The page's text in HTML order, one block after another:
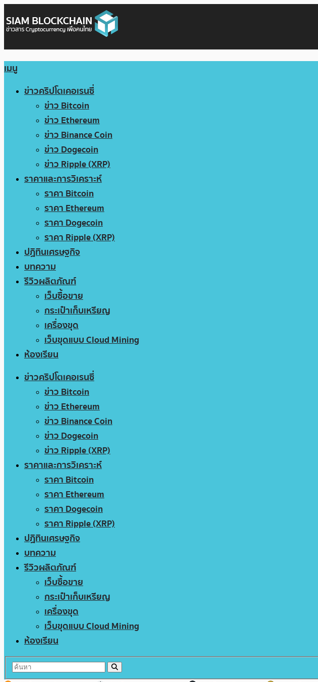
เมนู
ข่าวคริปโตเคอเรนซี่
ข่าว Bitcoin
ข่าว Ethereum
ข่าว Binance Coin
ข่าว Dogecoin
ข่าว Ripple (XRP)
ราคาและการวิเคราะห์
ราคา Bitcoin
ราคา Ethereum
ราคา Dogecoin
ราคา Ripple (XRP)
ปฏิทินเศรษฐกิจ
บทความ
รีวิวผลิตภัณฑ์
เว็บซื้อขาย
กระเป๋าเก็บเหรียญ
เครื่องขุด
เว็บขุดแบบ Cloud Mining
ห้องเรียน
ข่าวคริปโตเคอเรนซี่
ข่าว Bitcoin
ข่าว Ethereum
ข่าว Binance Coin
ข่าว Dogecoin
ข่าว Ripple (XRP)
ราคาและการวิเคราะห์
ราคา Bitcoin
ราคา Ethereum
ราคา Dogecoin
ราคา Ripple (XRP)
ปฏิทินเศรษฐกิจ
บทความ
รีวิวผลิตภัณฑ์
เว็บซื้อขาย
กระเป๋าเก็บเหรียญ
เครื่องขุด
เว็บขุดแบบ Cloud Mining
ห้องเรียน